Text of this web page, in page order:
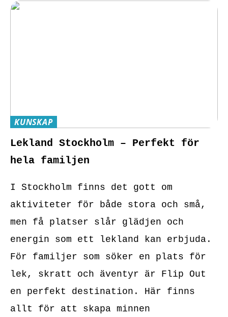
KUNSKAP
Lekland Stockholm – Perfekt för
hela familjen
I Stockholm finns det gott om
aktiviteter för både stora och små,
men få platser slår glädjen och
energin som ett lekland kan erbjuda.
För familjer som söker en plats för
lek, skratt och äventyr är Flip Out
en perfekt destination. Här finns
allt för att skapa minnen